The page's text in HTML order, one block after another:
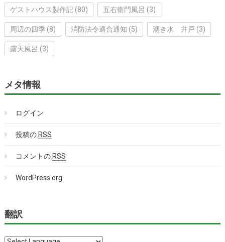
ゲストハウス製作記(80) 五右衛門風呂 (3)
周辺の四季 (8) 消防法令適合通知 (5) 湧き水 井戸 (3)
露天風呂 (3)
メタ情報
ログイン
投稿の RSS
コメントの RSS
WordPress.org
翻訳